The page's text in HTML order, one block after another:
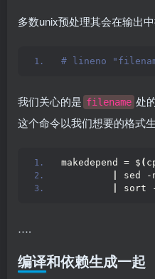
多数unix预处理其会在输出
# lineno
我们关心的是 filename 处
这个命令以我们想要的格式
makedepend = $ (
sed -
sort
….
编译和依赖生成一起